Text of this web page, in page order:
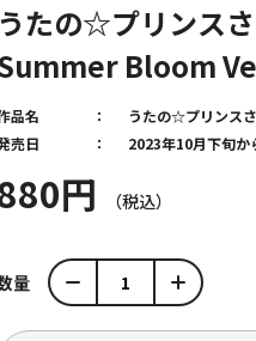
うたの☆プリンス
Bloom
円
品名
うたの☆プリンス
売日
2023年10月下旬か
量